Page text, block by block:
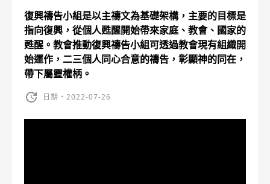
復興禱告小組是以主禱文為基礎架構，主要的目標是
指向復興，從個人甦醒開始帶來家庭、教會、國家的
甦醒。教會推動復興禱告小組可透過教會現有組織開
始運作，二三個人同心合意的禱告，彰顯神的同在，
帶下屬靈權柄。
日期・2022-07-26